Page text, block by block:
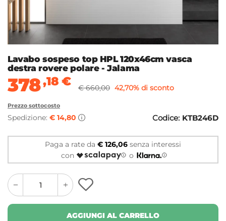
Lavabo sospeso top HPL 120x46cm vasca
destra rovere polare - Jalama
378,18 € € 660,00 42,70% di sconto
Prezzo sottocosto
Spedizione: € 14,80 Codice: KTB246D
Paga a rate da € 126,06 senza interessi
con
o
quantity
button
quantity
minus
button
AGGIUNGI AL CARRELLO